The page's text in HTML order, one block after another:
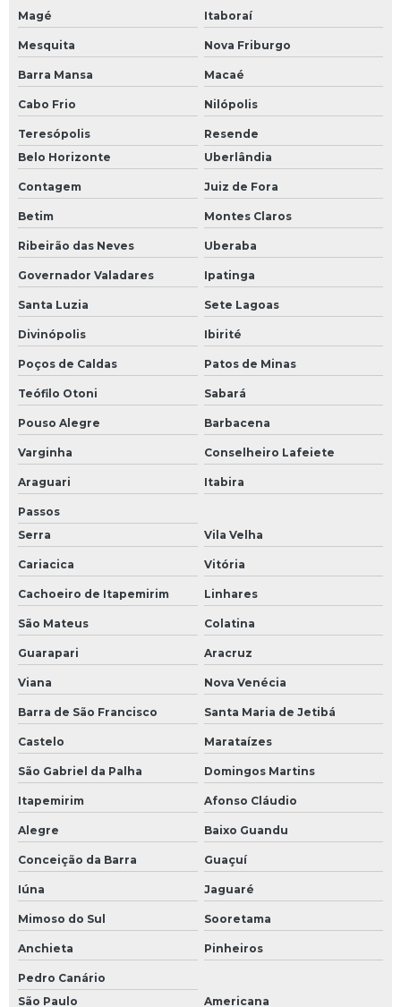
Totem multimídia
Totem para clínicas
Totem para emissão de senhas
Totem para empresas
Totem para pagamento
Totem para retirada de senha
Totem para tablet
Totem para tirar senha
Totem pedestal para tablet
Totem senha atendimento
Totem tablet impressora
Totem terminal de autoatendimento
Totens de senha
Venda de totem digital
Empresa que faz totem digital
Fabrica de terminal de autoatendimento
Fabricante de terminal de auto atendimento
Empresa de terminal de auto atendimento
Terminal de autoatendimento no paraná
Empresa de totem emissor de senha
Fabricante de totem emissor de senha
Totem emissor de senha em sp
Totem emissor de senha no paraná
Empresa de totem de pagamento
Magé Itaboraí
Mesquita Nova Friburgo
Barra Mansa Macaé
Cabo Frio Nilópolis
Teresópolis
Resende
Belo Horizonte
Uberlândia
Contagem Juiz de Fora
Betim Montes Claros
Ribeirão das Neves Uberaba
Governador Valadares Ipatinga
Santa Luzia Sete Lagoas
Divinópolis Ibirité
Poços de Caldas Patos de Minas
Teófilo Otoni Sabará
Pouso Alegre Barbacena
Varginha Conselheiro Lafeiete
Araguari Itabira
Passos
Serra
Vila Velha
Cariacica Vitória
Cachoeiro de Itapemirim Linhares
São Mateus Colatina
Guarapari Aracruz
Viana Nova Venécia
Barra de São Francisco Santa Maria de Jetibá
Castelo Marataízes
São Gabriel da Palha Domingos Martins
Itapemirim Afonso Cláudio
Alegre Baixo Guandu
Conceição da Barra Guaçuí
Iúna Jaguaré
Mimoso do Sul Sooretama
Anchieta Pinheiros
Pedro Canário
São Paulo
Americana